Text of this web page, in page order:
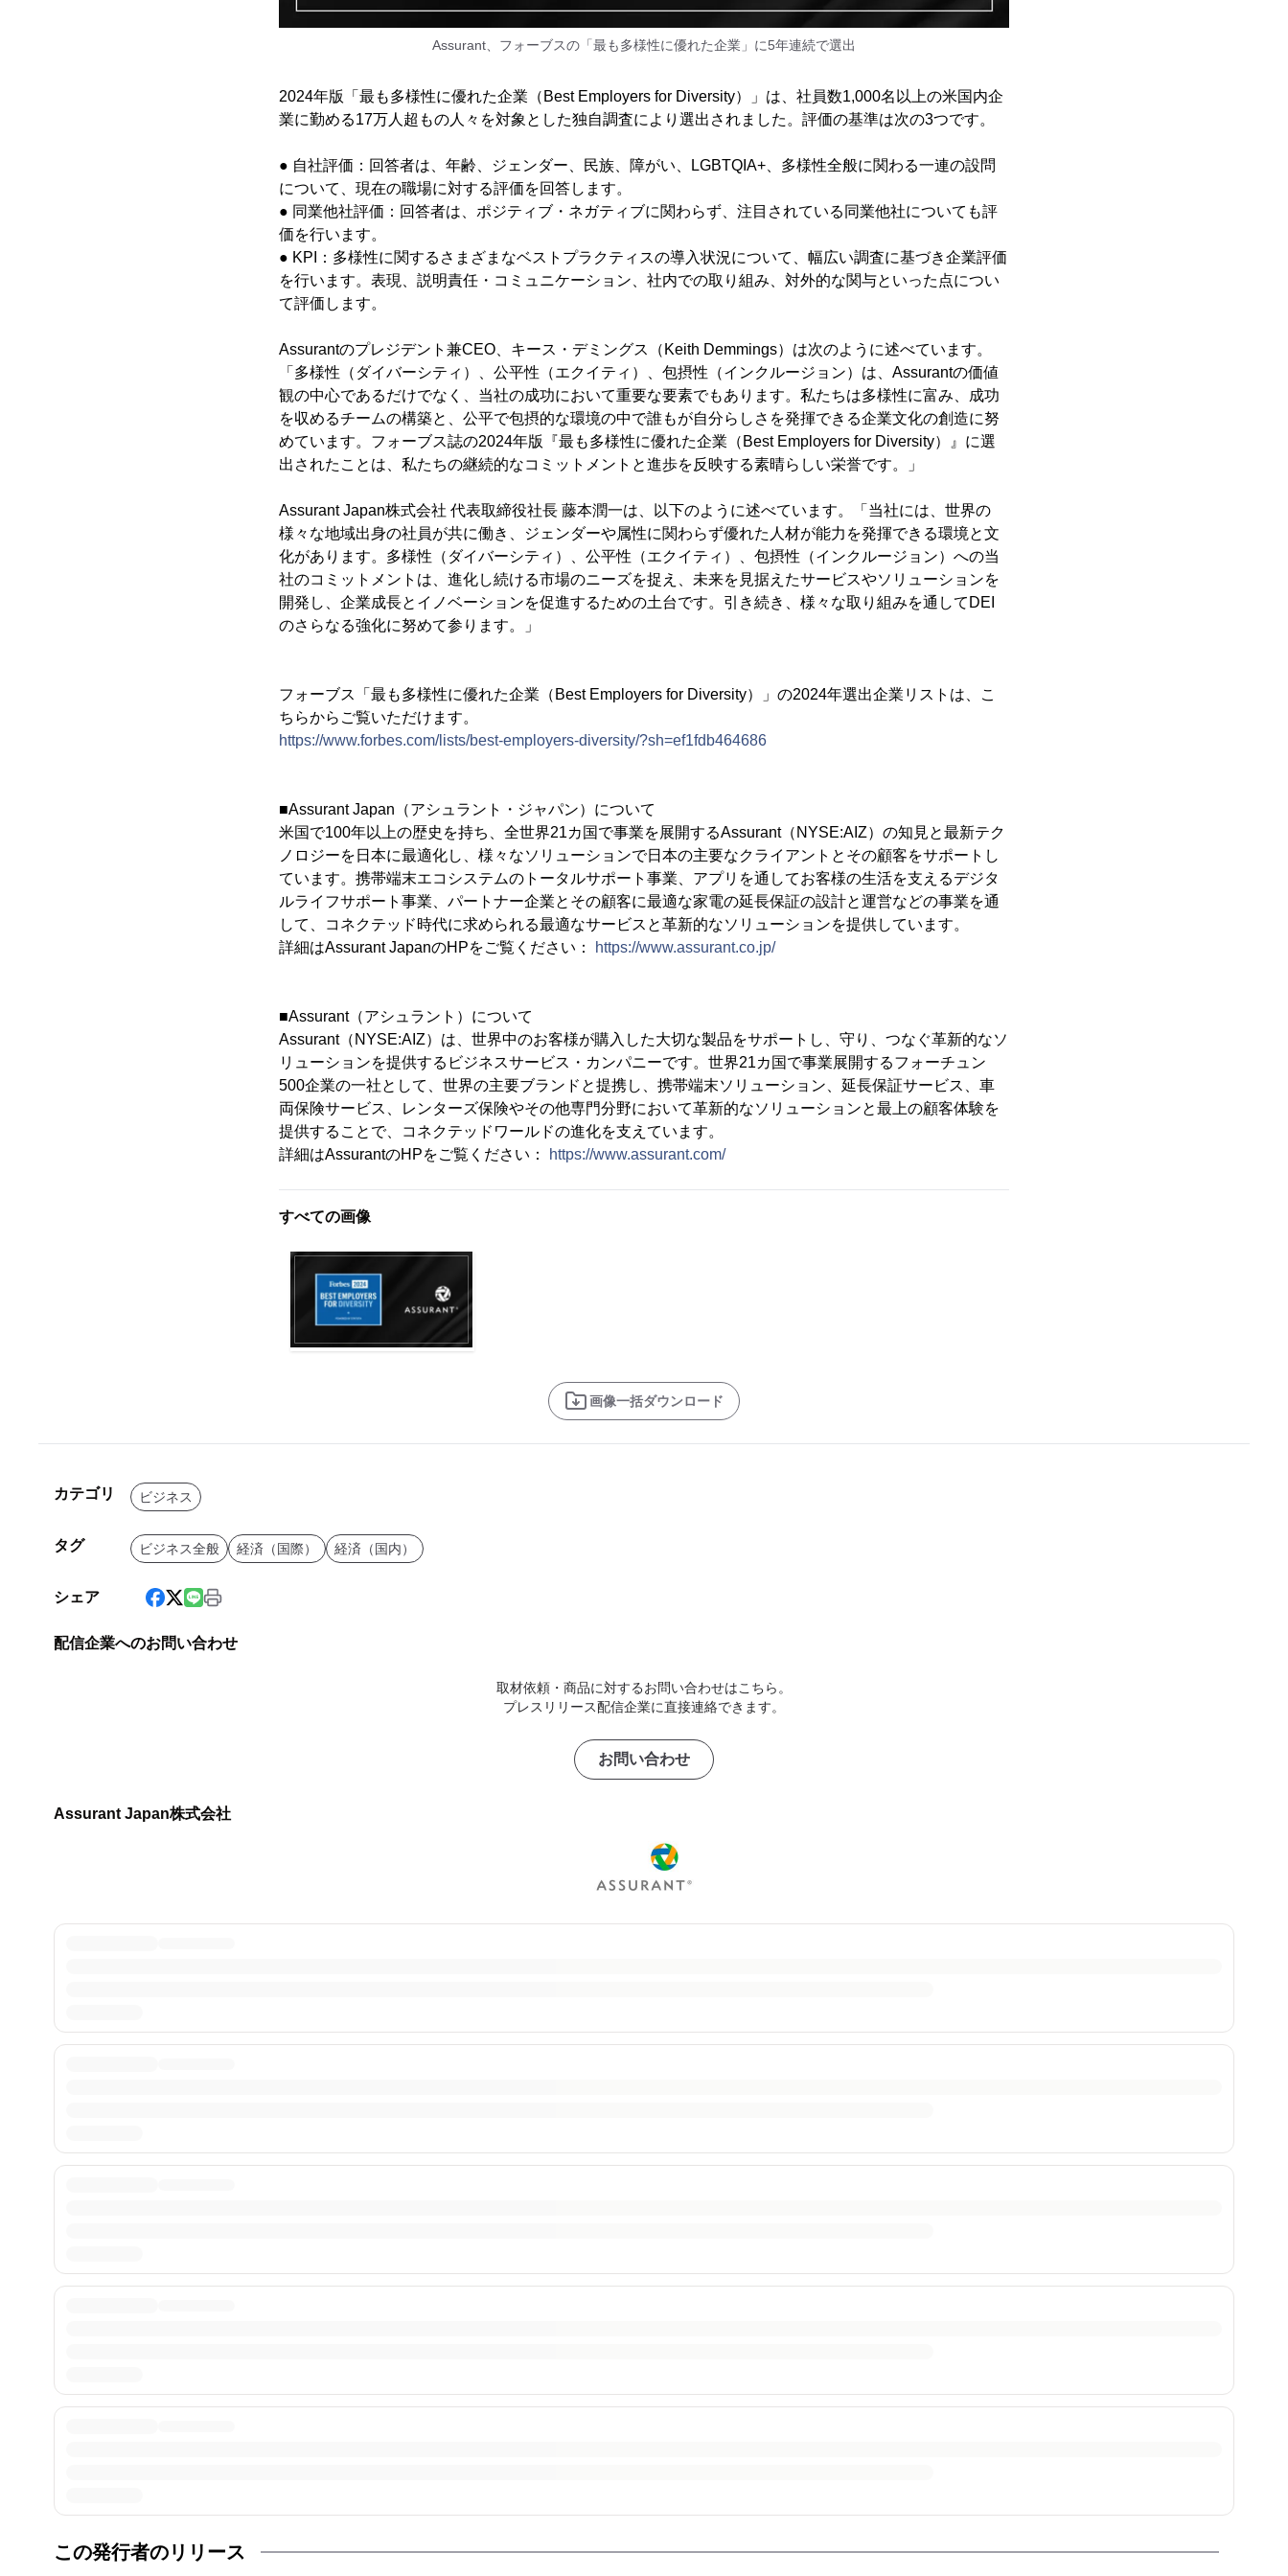
Assurant、フォーブスの「最も多様性に優れた企業」に5年連続で選出
2024年版「最も多様性に優れた企業（Best Employers for Diversity）」は、社員数1,000名以上の米国内企
業に勤める17万人超もの人々を対象とした独自調査により選出されました。評価の基準は次の3つです。
● 自社評価：回答者は、年齢、ジェンダー、民族、障がい、LGBTQIA+、多様性全般に関わる一連の設問
について、現在の職場に対する評価を回答します。
● 同業他社評価：回答者は、ポジティブ・ネガティブに関わらず、注目されている同業他社についても評
価を行います。
● KPI：多様性に関するさまざまなベストプラクティスの導入状況について、幅広い調査に基づき企業評価
を行います。表現、説明責任・コミュニケーション、社内での取り組み、対外的な関与といった点につい
て評価します。
Assurantのプレジデント兼CEO、キース・デミングス（Keith Demmings）は次のように述べています。
「多様性（ダイバーシティ）、公平性（エクイティ）、包摂性（インクルージョン）は、Assurantの価値
観の中心であるだけでなく、当社の成功において重要な要素でもあります。私たちは多様性に富み、成功
を収めるチームの構築と、公平で包摂的な環境の中で誰もが自分らしさを発揮できる企業文化の創造に努
めています。フォーブス誌の2024年版『最も多様性に優れた企業（Best Employers for Diversity）』に選
出されたことは、私たちの継続的なコミットメントと進歩を反映する素晴らしい栄誉です。」
Assurant Japan株式会社 代表取締役社長 藤本潤一は、以下のように述べています。「当社には、世界の
様々な地域出身の社員が共に働き、ジェンダーや属性に関わらず優れた人材が能力を発揮できる環境と文
化があります。多様性（ダイバーシティ）、公平性（エクイティ）、包摂性（インクルージョン）への当
社のコミットメントは、進化し続ける市場のニーズを捉え、未来を見据えたサービスやソリューションを
開発し、企業成長とイノベーションを促進するための土台です。引き続き、様々な取り組みを通してDEI
のさらなる強化に努めて参ります。」
フォーブス「最も多様性に優れた企業（Best Employers for Diversity）」の2024年選出企業リストは、こ
ちらからご覧いただけます。
https://www.forbes.com/lists/best-employers-diversity/?sh=ef1fdb464686
■Assurant Japan（アシュラント・ジャパン）について
米国で100年以上の歴史を持ち、全世界21カ国で事業を展開するAssurant（NYSE:AIZ）の知見と最新テク
ノロジーを日本に最適化し、様々なソリューションで日本の主要なクライアントとその顧客をサポートし
ています。携帯端末エコシステムのトータルサポート事業、アプリを通してお客様の生活を支えるデジタ
ルライフサポート事業、パートナー企業とその顧客に最適な家電の延長保証の設計と運営などの事業を通
して、コネクテッド時代に求められる最適なサービスと革新的なソリューションを提供しています。
詳細はAssurant JapanのHPをご覧ください：
https://www.assurant.co.jp/
■Assurant（アシュラント）について
Assurant（NYSE:AIZ）は、世界中のお客様が購入した大切な製品をサポートし、守り、つなぐ革新的なソ
リューションを提供するビジネスサービス・カンパニーです。世界21カ国で事業展開するフォーチュン
500企業の一社として、世界の主要ブランドと提携し、携帯端末ソリューション、延長保証サービス、車
両保険サービス、レンターズ保険やその他専門分野において革新的なソリューションと最上の顧客体験を
提供することで、コネクテッドワールドの進化を支えています。
詳細はAssurantのHPをご覧ください：
https://www.assurant.com/
すべての画像
画像一括ダウンロード
カテゴリ ビジネス
タグ ビジネス全般 経済（国際） 経済（国内）
シェア
配信企業へのお問い合わせ
取材依頼・商品に対するお問い合わせはこちら。
プレスリリース配信企業に直接連絡できます。
お問い合わせ
Assurant Japan株式会社
この発行者のリリース